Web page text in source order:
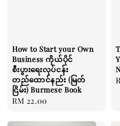
How to Start your Own
Business ကိုယ်ပိုင်
စီးပွားရေးလုပ်ငန်း
တည်ထောင်နည်း (မြတ်
ငြိမ်း) Burmese Book
Regular
RM 22.00